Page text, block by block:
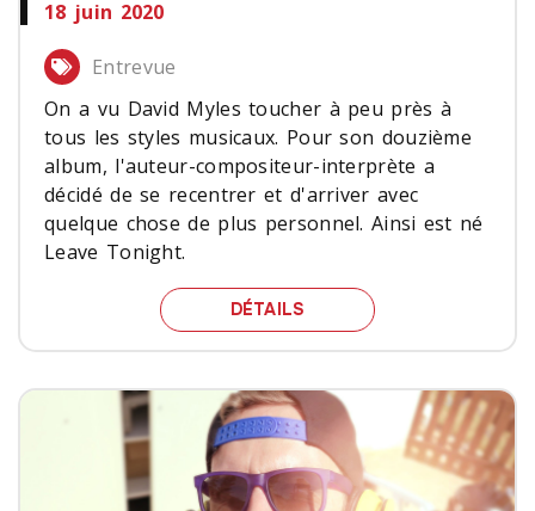
18 juin 2020
Entrevue
On a vu David Myles toucher à peu près à
tous les styles musicaux. Pour son douzième
album, l'auteur-compositeur-interprète a
décidé de se recentrer et d'arriver avec
quelque chose de plus personnel. Ainsi est né
Leave Tonight.
DÉTAILS DAVID MYLES, LE